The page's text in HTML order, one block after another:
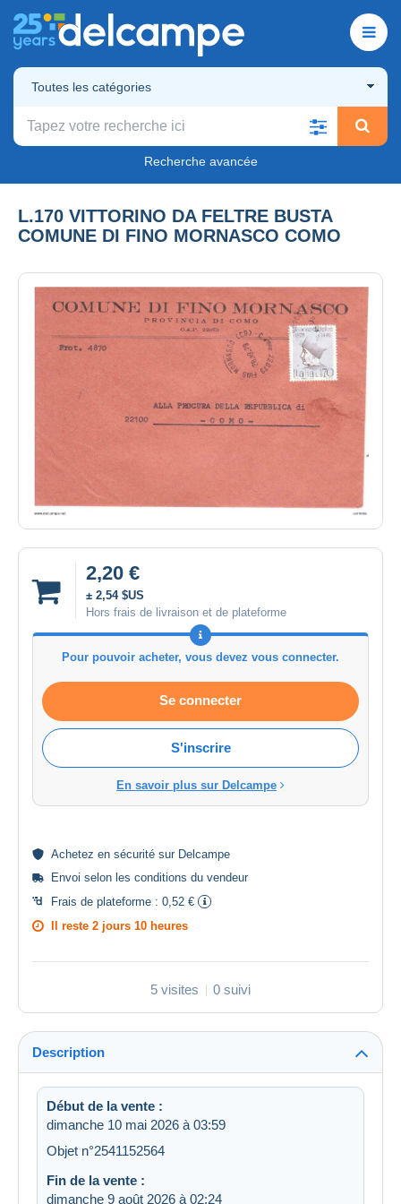
Toutes les catégories
Recherche avancée
L.170 VITTORINO DA FELTRE BUSTA
COMUNE DI FINO MORNASCO COMO
2,20 €
± 2,54 $US
Hors frais de livraison et de plateforme
Pour pouvoir acheter, vous devez vous connecter.
Se connecter
S'inscrire
En savoir plus sur Delcampe
Achetez en sécurité sur Delcampe
Envoi selon les conditions du vendeur
Frais de plateforme : 0,52 €
Il reste 2 jours 10 heures
5 visites 0 suivi
Description
Début de la vente :
dimanche 10 mai 2026 à 03:59
Objet n°2541152564
Fin de la vente :
dimanche 9 août 2026 à 02:24